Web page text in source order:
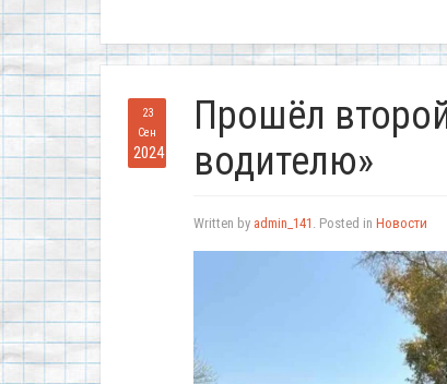
23
Сен
2024
Прошёл
водителю»
Written by admin_141 . Posted in Новости